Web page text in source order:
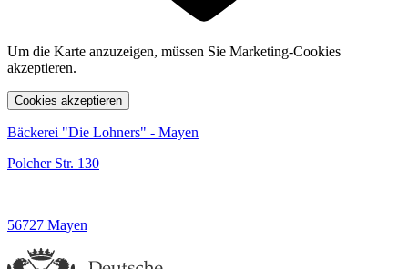
Um die Karte anzuzeigen, müssen Sie Marketing-Cookies
akzeptieren.
Cookies akzeptieren
Bäckerei "Die Lohners" - Mayen
Polcher Str. 130
56727 Mayen